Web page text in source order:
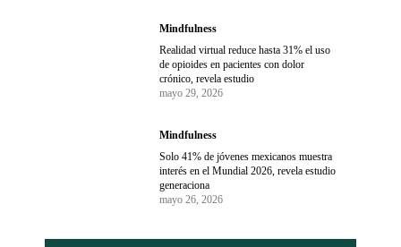
Mindfulness
Realidad virtual reduce hasta 31% el uso
de opioides en pacientes con dolor
crónico, revela estudio
mayo 29, 2026
Mindfulness
Solo 41% de jóvenes mexicanos muestra
interés en el Mundial 2026, revela estudio
generaciona
mayo 26, 2026